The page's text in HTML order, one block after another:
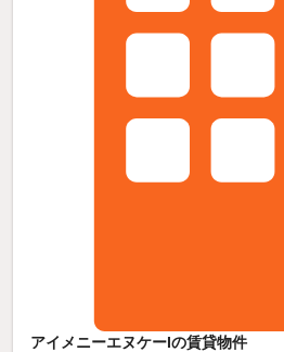
アイメニーエヌケーIの賃貸物件